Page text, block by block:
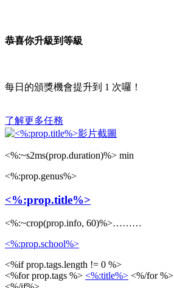
恭喜你升級到等級
每日的頒獎機會提升到 1 次囉！
了解更多任務
<%:~s2ms(prop.duration)%> min
<%:prop.genus%>
<%:prop.title%>
<%:~crop(prop.info, 60)%>………
<%:prop.school%>
<%if prop.tags.length != 0 %>
<%for prop.tags %> <%:title%> <%/for %>